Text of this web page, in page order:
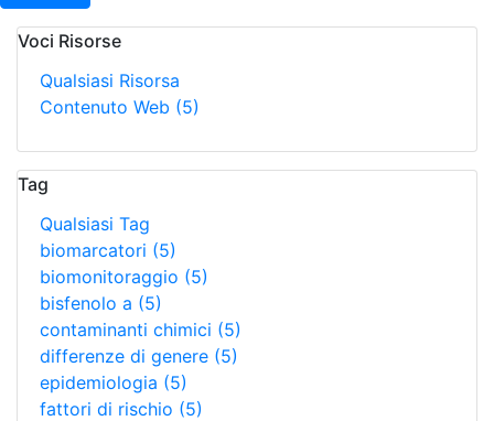
Voci Risorse
Qualsiasi Risorsa
Contenuto Web (5)
Tag
Qualsiasi Tag
biomarcatori (5)
biomonitoraggio (5)
bisfenolo a (5)
contaminanti chimici (5)
differenze di genere (5)
epidemiologia (5)
fattori di rischio (5)